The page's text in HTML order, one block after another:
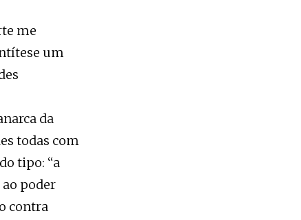
me
um
da
todas com
tipo: “a
poder
contra